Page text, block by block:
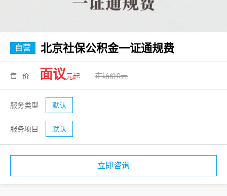
自营 北京社保公积金一证通规费
售价 面议元起 市场价0元
服务类型 默认
服务项目 默认
立即咨询